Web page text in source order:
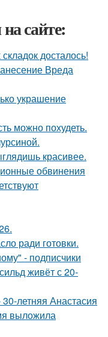
сайте:
досталось!
Вреда
украшение
можно похудеть.
красивее.
обвинения
ради готовки.
- подписчики
живёт с 20-
летняя Анастасия
выложила